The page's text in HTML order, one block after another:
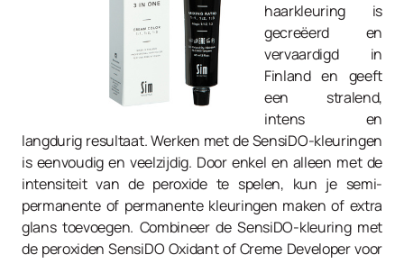
haarkleuring is
gecreëerd en
vervaardigd in
Finland en geeft
een stralend,
intens en
langdurig resultaat. Werken met de SensiDO-kleuringen
is eenvoudig en veelzijdig. Door enkel en alleen met de
intensiteit van de peroxide te spelen, kun je semi-
permanente of permanente kleuringen maken of extra
glans toevoegen. Combineer de SensiDO-kleuring met
de peroxiden SensiDO Oxidant of Creme Developer voor